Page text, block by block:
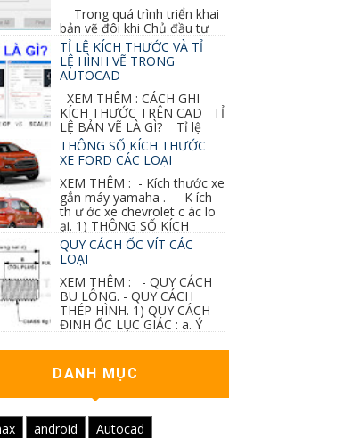
Trong quá trình triển khai
bản vẽ đôi khi Chủ đầu tư
thiết kế hoặc do bản vẽ mình ghi chú
nào đó...
TỈ LỆ KÍCH THƯỚC VÀ TỈ
LỆ HÌNH VẼ TRONG
AUTOCAD
XEM THÊM : CÁCH GHI
KÍCH THƯỚC TRÊN CAD TỈ
LỆ BẢN VẼ LÀ GÌ? Tỉ lệ
vẽ trong bản vẽ thiết kế kiến trúc...
THÔNG SỐ KÍCH THƯỚC
XE FORD CÁC LOẠI
XEM THÊM : - Kích thước xe
gắn máy yamaha . - K ích
th ư ớc xe chevrolet c ác lo
ại. 1) THÔNG SỐ KÍCH
QUY CÁCH ỐC VÍT CÁC
LOẠI
XEM THÊM : - QUY CÁCH
BU LÔNG. - QUY CÁCH
THÉP HÌNH. 1) QUY CÁCH
ĐINH ỐC LỤC GIÁC : a. Ý
DANH MỤC
android
Autocad